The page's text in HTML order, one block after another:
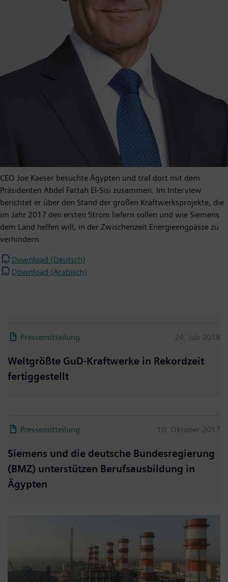
CEO Joe Kaeser besuchte Ägypten und traf dort mit dem
Präsidenten Abdel Fattah El-Sisi zusammen. Im Interview
berichtet er über den Stand der großen Kraftwerksprojekte, die
im Jahr 2017 den ersten Strom liefern sollen und wie Siemens
dem Land helfen will, in der Zwischenzeit Energieengpässe zu
verhindern.
Download (Deutsch)
Download (Arabisch)
Pressemitteilung 24. Juli 2018
Weltgrößte GuD-Kraftwerke in Rekordzeit
fertiggestellt
Pressemitteilung 10. Oktober 2017
Siemens und die deutsche Bundesregierung
(BMZ) unterstützen Berufsausbildung in
Ägypten